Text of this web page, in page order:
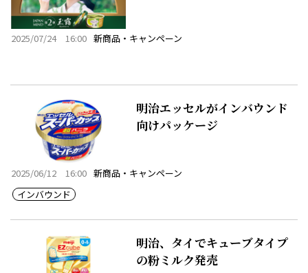
2025/07/24 16:00 新商品・キャンペーン
明治エッセルがインバウンド
向けパッケージ
2025/06/12 16:00 新商品・キャンペーン
インバウンド
明治、タイでキューブタイプ
の粉ミルク発売